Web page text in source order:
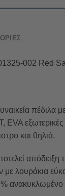
002 Red
πέδιλα
EVA
και θηλιά.
απόδειξη
με λουράκια
ανακυκλωμένο